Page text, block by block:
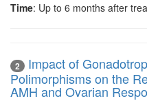
Time: Up to 6 months after
2
Impact of
Polimorphisms on the
AMH and Ovarian